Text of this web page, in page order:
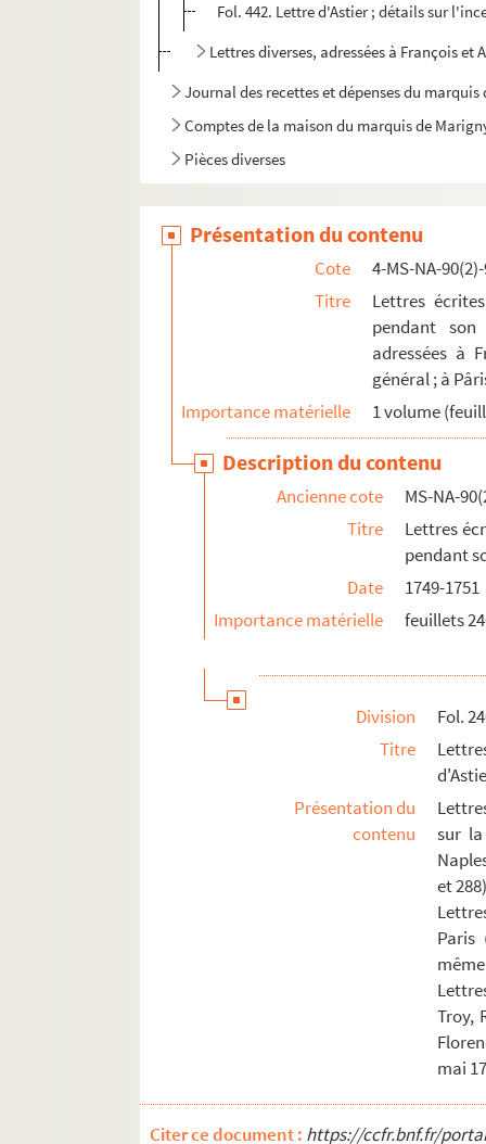
Fol. 442. Lettre d'Astier ; détails sur
Lettres diverses, adressées à François
Journal des recettes et dépenses du marquis
Comptes de la maison du marquis de
Pièces diverses
Présentation du contenu
Cote
4-MS-NA-
Titre
Lettres
pendant son
adressées à
général ; à
Importance matérielle
1 volume
Description du contenu
Ancienne cote
MS-NA-
Titre
Lettres
pendant
Date
1749-1751
Importance matérielle
feuillets
Division
Fol.
Titre
Présentation du
contenu
sur
et
Paris
Troy,
mai
Citer ce document : https://ccfr.bnf.fr/